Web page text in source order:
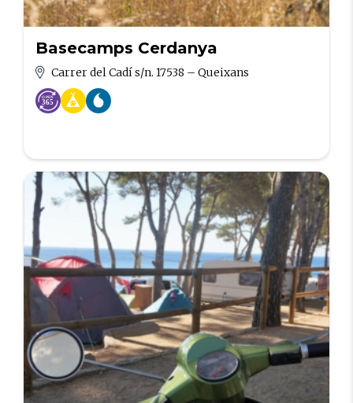
Basecamps Cerdanya
Carrer del Cadí s/n. 17538 – Queixans